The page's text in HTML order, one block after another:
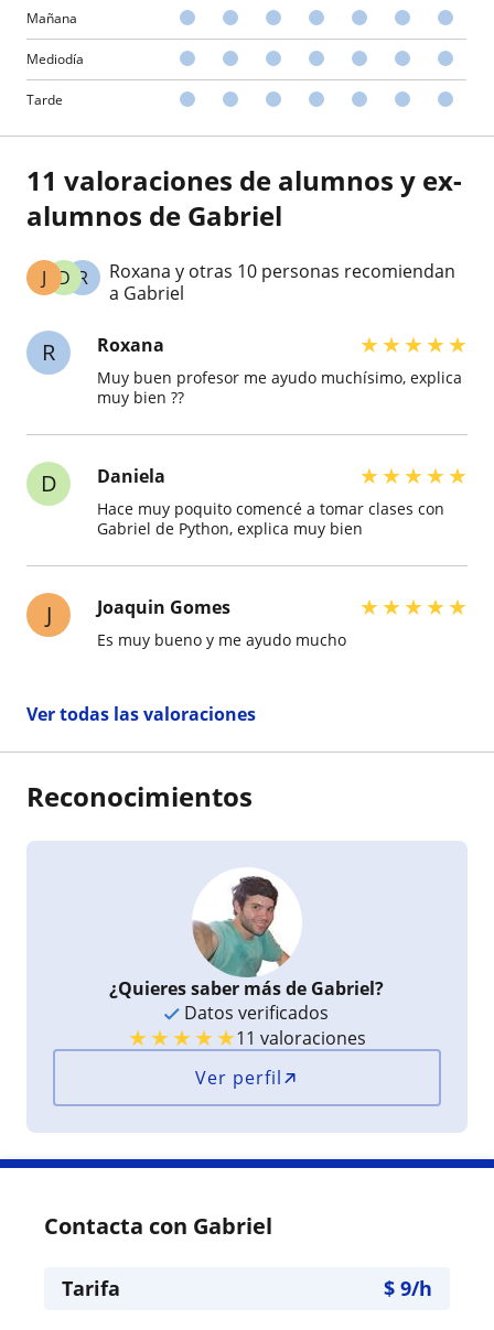
Mañana
Mediodía
Tarde
11 valoraciones de alumnos y ex-
alumnos de Gabriel
R
D
J
Roxana y otras 10 personas recomiendan
a Gabriel
R Roxana ★★★★★
Muy buen profesor me ayudo muchísimo, explica
muy bien ??
D Daniela ★★★★★
Hace muy poquito comencé a tomar clases con
Gabriel de Python, explica muy bien
J Joaquin Gomes ★★★★★
Es muy bueno y me ayudo mucho
Ver todas las valoraciones
Reconocimientos
¿Quieres saber más de Gabriel?
Datos verificados
★★★★★11 valoraciones
Ver perfil
Contacta con Gabriel
Tarifa $ 9/h